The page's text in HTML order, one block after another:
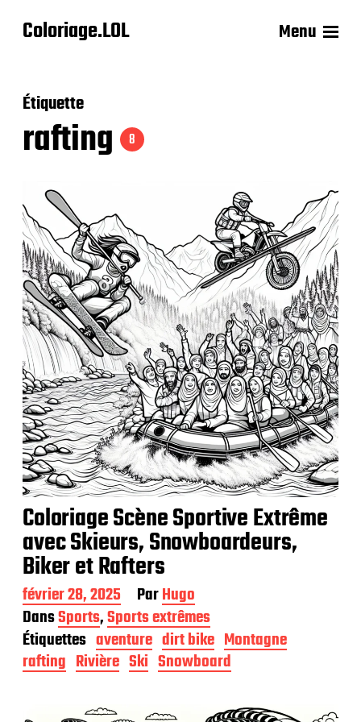
Coloriage.LOL Menu
Étiquette
rafting 8
Coloriage Scène Sportive Extrême
avec Skieurs, Snowboardeurs,
Biker et Rafters
D
a
t
e
d
e
février 28, 2025 ParHugo
DansSports,Sports extrêmes
Étiquettes aventure dirt bike Montagne
rafting Rivière Ski Snowboard